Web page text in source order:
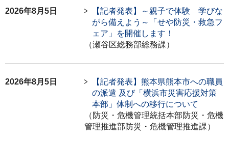
2026年8月5日
【記者発表】～親子で体験 学びな
がら備えよう～「せや防災・救急フ
ェア」を開催します！
（瀬谷区総務部総務課）
2026年8月5日
【記者発表】熊本県熊本市への職員
の派遣 及び「横浜市災害応援対策
本部」体制への移行について
（防災・危機管理統括本部防災・危機
管理推進部防災・危機管理推進課）